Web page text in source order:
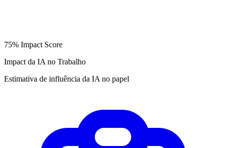
75% Impact Score
Impact da IA no Trabalho
Estimativa de influência da IA no papel